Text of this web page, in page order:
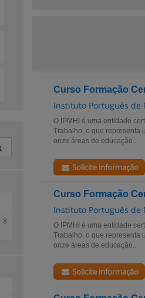
Curso Formação
Instituto Português de
O IPMHI é uma entidade
Trabalho, o que representa
onze áreas de educação...
Solicite informação
Curso Formação
Instituto Português de
O IPMHI é uma entidade
Trabalho, o que representa
onze áreas de educação...
Solicite informação
8